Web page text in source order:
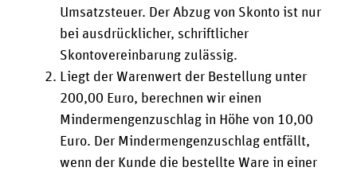
Umsatzsteuer. Der Abzug von Skonto ist nur
bei ausdrücklicher, schriftlicher
Skontovereinbarung zulässig.
Liegt der Warenwert der Bestellung unter
200,00 Euro, berechnen wir einen
Mindermengenzuschlag in Höhe von 10,00
Euro. Der Mindermengenzuschlag entfällt,
wenn der Kunde die bestellte Ware in einer